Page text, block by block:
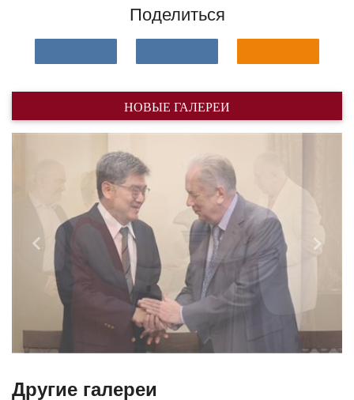
Поделиться
НОВЫЕ ГАЛЕРЕИ
Назад
Другие галереи